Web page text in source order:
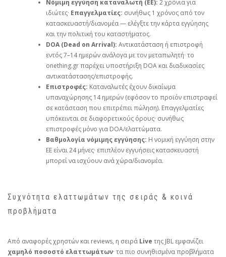
Νόμιμη εγγύηση καταναλωτή (ΕΕ): 2 χρόνια για
ιδιώτες· Επαγγελματίες: συνήθως 1 χρόνος από τον
κατασκευαστή/διανομέα — ελέγξτε την κάρτα εγγύησης
και την πολιτική του καταστήματος.
DOA (Dead on Arrival): Αντικατάσταση ή επιστροφή
εντός 7–14 ημερών ανάλογα με τον μεταπωλητή· το
onething.grπαρέχει υποστήριξη DOA και διαδικασίες
αντικατάστασης/επιστροφής.
Επιστροφές: Καταναλωτές έχουν δικαίωμα
υπαναχώρησης 14 ημερών (εφόσον το προϊόν επιστραφεί
σε κατάσταση που επιτρέπει πώληση). Επαγγελματίες
υπόκεινται σε διαφορετικούς όρους· συνήθως
επιστροφές μόνο για DOA/ελαττώματα.
Βαθμολογία νόμιμης εγγύησης: Η νομική εγγύηση στην
ΕΕ είναι 24 μήνες· επιπλέον εγγυήσεις κατασκευαστή
μπορεί να ισχύουν ανά χώρα/διανομέα.
Συχνότητα ελαττωμάτων της σειράς & κοινά
προβλήματα
Από αναφορές χρηστών και reviews, η σειρά Live της JBL εμφανίζει
χαμηλό ποσοστό ελαττωμάτων· τα πιο συνηθισμένα προβλήματα